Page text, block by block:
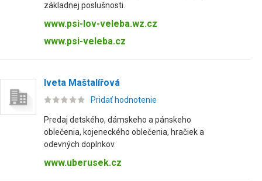
základnej poslušnosti.
www.psi-lov-veleba.wz.cz
www.psi-veleba.cz
Iveta Maštalířová
Pridať hodnotenie
Predaj detského, dámskeho a pánskeho
oblečenia, kojeneckého oblečenia, hračiek a
odevných doplnkov.
www.uberusek.cz